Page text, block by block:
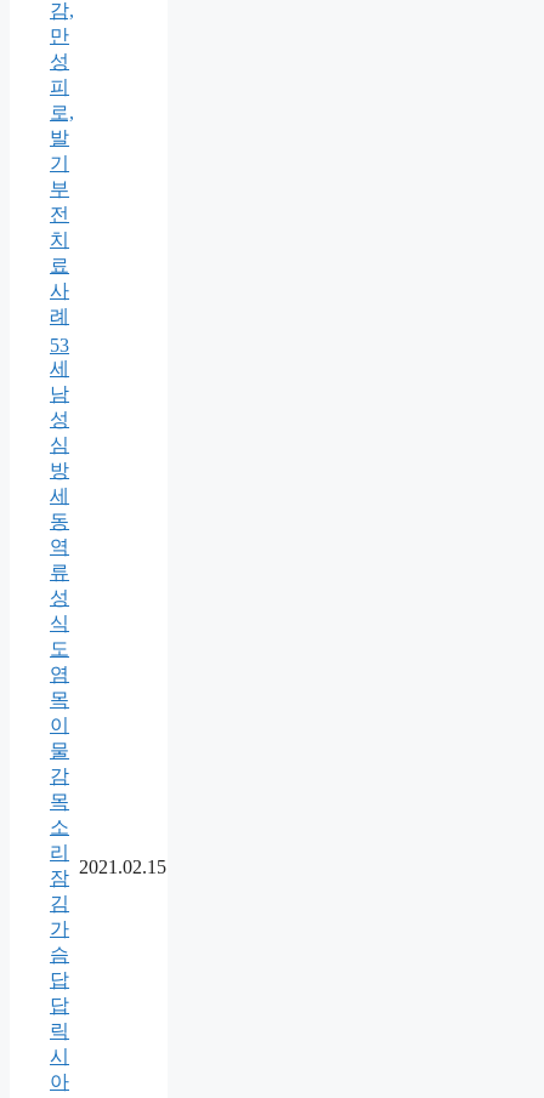
감,
만
성
피
로,
발
기
부
전
치
료
사
례
53
세
남
성
심
방
세
동
역
류
성
식
도
염
목
이
물
감
목
소
리
잠
김
가
슴
답
답
릭
시
아
2021.02.15